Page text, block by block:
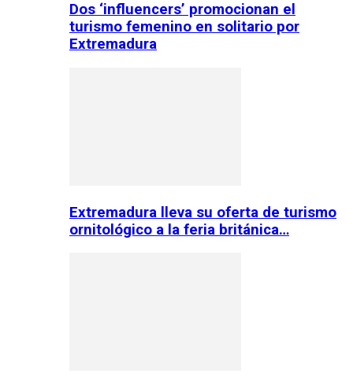
Dos ‘influencers’ promocionan el
turismo femenino en solitario por
Extremadura
Extremadura lleva su oferta de turismo
ornitológico a la feria británica…